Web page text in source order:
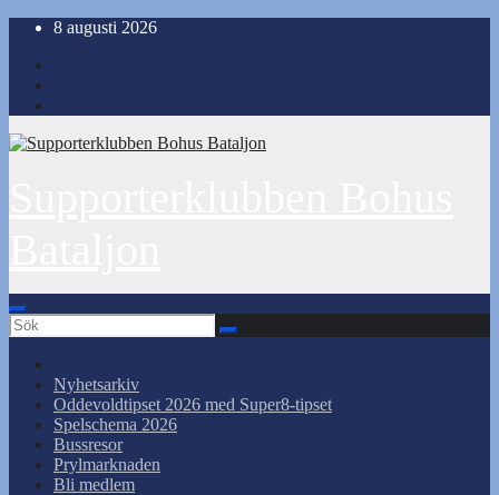
Hoppa
innehåll
8 augusti 2026
Nyhetsarkiv
Oddevoldtipset 2026 med Super8-tipset
Spelschema 2026
Bussresor
Prylmarknaden
Bli medlem